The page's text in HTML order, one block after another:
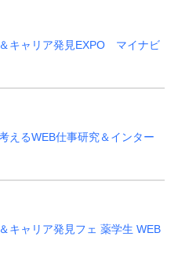
キャリア発見EXPO マイナビ
えるWEB仕事研究＆インター
キャリア発見フェ 薬学生 WEB